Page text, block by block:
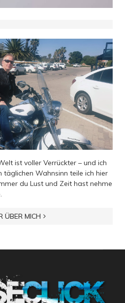
ist voller Verrückter – und ich
täglichen Wahnsinn teile ich hier
du Lust und Zeit hast nehme
ÜBER MICH